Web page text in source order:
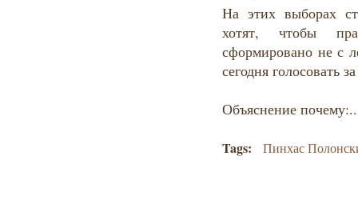
На этих выборах
хотят, чтобы
сформировано не с
сегодня голосовать
Объяснение
Tags: Пинхас